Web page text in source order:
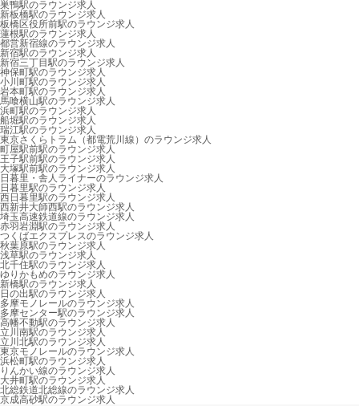
巣鴨駅のラウンジ求人
新板橋駅のラウンジ求人
板橋区役所前駅のラウンジ求人
蓮根駅のラウンジ求人
都営新宿線のラウンジ求人
新宿駅のラウンジ求人
新宿三丁目駅のラウンジ求人
神保町駅のラウンジ求人
小川町駅のラウンジ求人
岩本町駅のラウンジ求人
馬喰横山駅のラウンジ求人
浜町駅のラウンジ求人
船堀駅のラウンジ求人
瑞江駅のラウンジ求人
東京さくらトラム（都電荒川線）のラウンジ求人
町屋駅前駅のラウンジ求人
王子駅前駅のラウンジ求人
大塚駅前駅のラウンジ求人
日暮里・舎人ライナーのラウンジ求人
日暮里駅のラウンジ求人
西日暮里駅のラウンジ求人
西新井大師西駅のラウンジ求人
埼玉高速鉄道線のラウンジ求人
赤羽岩淵駅のラウンジ求人
つくばエクスプレスのラウンジ求人
秋葉原駅のラウンジ求人
浅草駅のラウンジ求人
北千住駅のラウンジ求人
ゆりかもめのラウンジ求人
新橋駅のラウンジ求人
日の出駅のラウンジ求人
多摩モノレールのラウンジ求人
多摩センター駅のラウンジ求人
高幡不動駅のラウンジ求人
立川南駅のラウンジ求人
立川北駅のラウンジ求人
東京モノレールのラウンジ求人
浜松町駅のラウンジ求人
りんかい線のラウンジ求人
大井町駅のラウンジ求人
北総鉄道北総線のラウンジ求人
京成高砂駅のラウンジ求人